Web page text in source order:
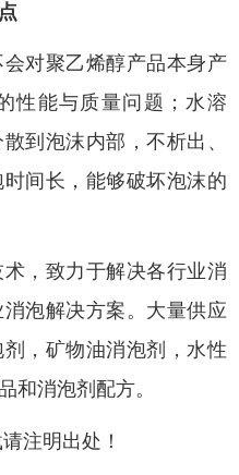
对聚乙烯醇产品本身产
性能与质量问题；水溶
到泡沫内部，不析出、
间长，能够破坏泡沫的
，致力于解决各行业消
泡解决方案。大量供应
剂，矿物油消泡剂，水性
和消泡剂配方。
注明出处！